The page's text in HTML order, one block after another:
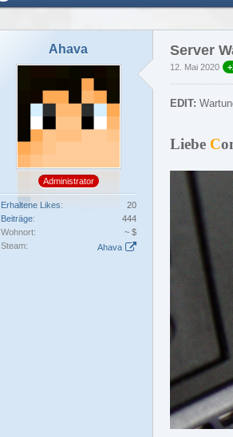
Ahava
Administrator
Erhaltene Likes
20
Beiträge
444
Wohnort
~ $
Steam
Ahava
Server
12. Mai 2020
EDIT:
Liebe C